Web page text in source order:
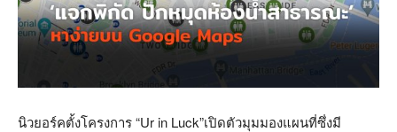
นิวยอร์คตั้งโครงการ“Ur in Luck”เปิดตัวมุมมองแผนที่ซึ่งมี